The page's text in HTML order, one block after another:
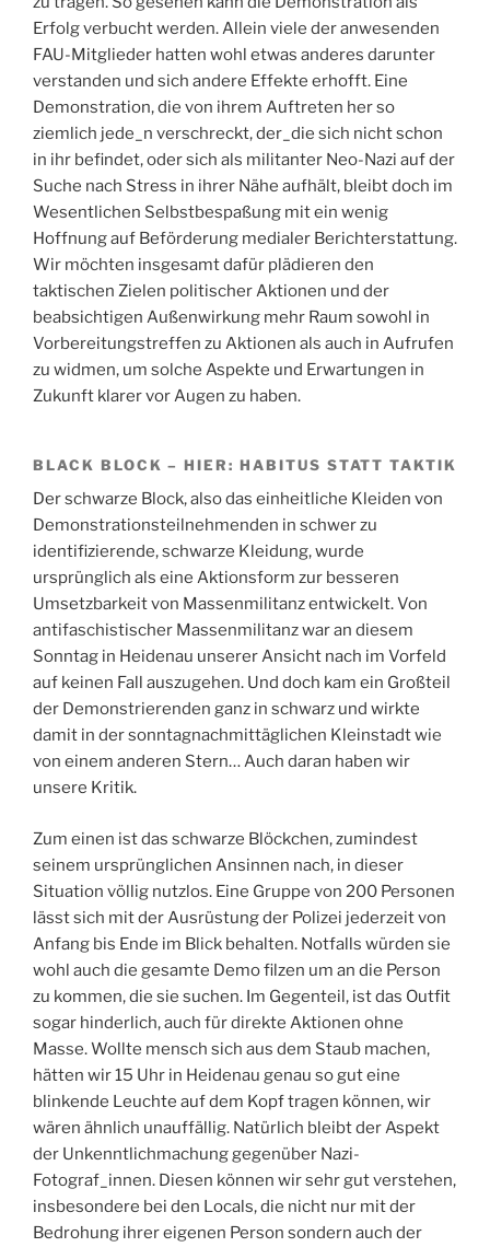
Erfolg verbucht werden. Allein viele der anwesenden
FAU-Mitglieder hatten wohl etwas anderes darunter
verstanden und sich andere Effekte erhofft. Eine
Demonstration, die von ihrem Auftreten her so
ziemlich jede_n verschreckt, der_die sich nicht schon
in ihr befindet, oder sich als militanter Neo-Nazi auf der
Suche nach Stress in ihrer Nähe aufhält, bleibt doch im
Wesentlichen Selbstbespaßung mit ein wenig
Hoffnung auf Beförderung medialer Berichterstattung.
Wir möchten insgesamt dafür plädieren den
taktischen Zielen politischer Aktionen und der
beabsichtigen Außenwirkung mehr Raum sowohl in
Vorbereitungstreffen zu Aktionen als auch in Aufrufen
zu widmen, um solche Aspekte und Erwartungen in
Zukunft klarer vor Augen zu haben.
BLACK BLOCK – HIER: HABITUS STATT TAKTIK
Der schwarze Block, also das einheitliche Kleiden von
Demonstrationsteilnehmenden in schwer zu
identifizierende, schwarze Kleidung, wurde
ursprünglich als eine Aktionsform zur besseren
Umsetzbarkeit von Massenmilitanz entwickelt. Von
antifaschistischer Massenmilitanz war an diesem
Sonntag in Heidenau unserer Ansicht nach im Vorfeld
auf keinen Fall auszugehen. Und doch kam ein Großteil
der Demonstrierenden ganz in schwarz und wirkte
damit in der sonntagnachmittäglichen Kleinstadt wie
von einem anderen Stern… Auch daran haben wir
unsere Kritik.
Zum einen ist das schwarze Blöckchen, zumindest
seinem ursprünglichen Ansinnen nach, in dieser
Situation völlig nutzlos. Eine Gruppe von 200 Personen
lässt sich mit der Ausrüstung der Polizei jederzeit von
Anfang bis Ende im Blick behalten. Notfalls würden sie
wohl auch die gesamte Demo filzen um an die Person
zu kommen, die sie suchen. Im Gegenteil, ist das Outfit
sogar hinderlich, auch für direkte Aktionen ohne
Masse. Wollte mensch sich aus dem Staub machen,
hätten wir 15 Uhr in Heidenau genau so gut eine
blinkende Leuchte auf dem Kopf tragen können, wir
wären ähnlich unauffällig. Natürlich bleibt der Aspekt
der Unkenntlichmachung gegenüber Nazi-
Fotograf_innen. Diesen können wir sehr gut verstehen,
insbesondere bei den Locals, die nicht nur mit der
Bedrohung ihrer eigenen Person sondern auch der